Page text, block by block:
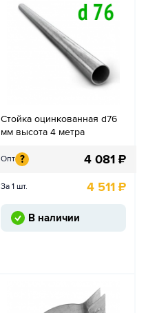
Стойка оцинкованная d76
мм высота 4 метра
Опт ? 4 081 ₽
За 1 шт. 4 511 ₽
В наличии